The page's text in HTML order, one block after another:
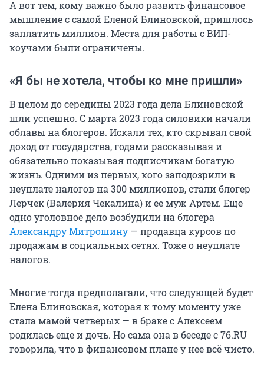
А вот тем, кому важно было развить финансовое
мышление с самой Еленой Блиновской, пришлось
заплатить миллион. Места для работы с ВИП-
коучами были ограничены.
«Я бы не хотела, чтобы ко мне пришли»
В целом до середины 2023 года дела Блиновской
шли успешно. С марта 2023 года силовики начали
облавы на блогеров. Искали тех, кто скрывал свой
доход от государства, годами рассказывая и
обязательно показывая подписчикам богатую
жизнь. Одними из первых, кого заподозрили в
неуплате налогов на 300 миллионов, стали блогер
Лерчек (Валерия Чекалина) и ее муж Артем. Еще
одно уголовное дело возбудили на блогера
Александру Митрошину— продавца курсов по
продажам в социальных сетях. Тоже о неуплате
налогов.
Многие тогда предполагали, что следующей будет
Елена Блиновская, которая к тому моменту уже
стала мамой четверых — в браке с Алексеем
родилась еще и дочь. Но сама она в беседе с 76.RU
говорила, что в финансовом плане у нее всё чисто.